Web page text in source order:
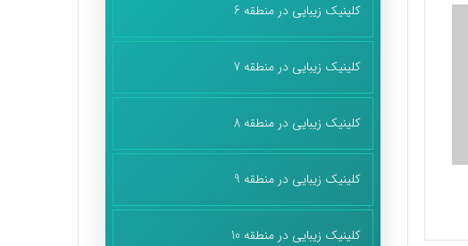
کلینیک زیبایی در منطقه 6
کلینیک زیبایی در منطقه 7
کلینیک زیبایی در منطقه 8
کلینیک زیبایی در منطقه 9
کلینیک زیبایی در منطقه 10